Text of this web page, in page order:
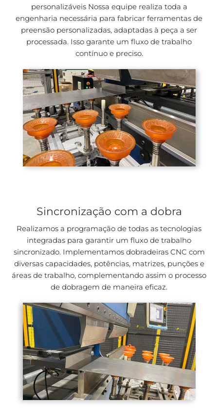
personalizáveis Nossa equipe realiza toda a
engenharia necessária para fabricar ferramentas de
preensão personalizadas, adaptadas à peça a ser
processada. Isso garante um fluxo de trabalho
contínuo e preciso.
Sincronização com a dobra
Realizamos a programação de todas as tecnologias
integradas para garantir um fluxo de trabalho
sincronizado. Implementamos dobradeiras CNC com
diversas capacidades, potências, matrizes, punções e
áreas de trabalho, complementando assim o processo
de dobragem de maneira eficaz.